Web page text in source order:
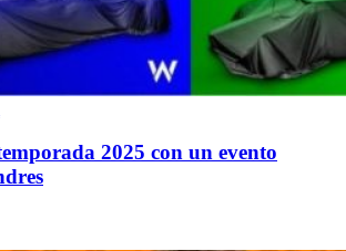
2025 con un evento